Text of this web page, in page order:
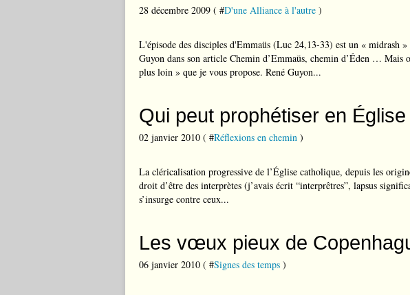
28 décembre 2009 ( #D'une Alliance à l'autre )
L'épisode des disciples d'Emmaüs (Luc 24,13-33) est un « midrash
Guyon dans son article Chemin d’Emmaüs, chemin d’Éden … Mais
plus loin » que je vous propose. René Guyon...
Qui peut prophétiser en Église
02 janvier 2010 ( #Réflexions en chemin )
La cléricalisation progressive de l’Église catholique, depuis les
droit d’être des interprètes (j’avais écrit “interprêtres”, lapsus
s’insurge contre ceux...
Les vœux pieux de
06 janvier 2010 ( #Signes des temps )